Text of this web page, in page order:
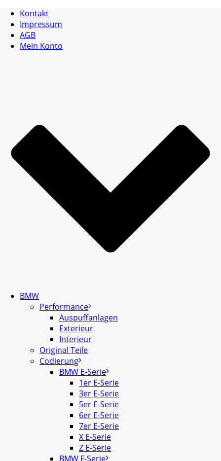
Kontakt
Impressum
AGB
Mein Konto
BMW
Performance
Auspuffanlagen
Exterieur
Interieur
Original Teile
Codierung
BMW E-Serie
1er E-Serie
3er E-Serie
5er E-Serie
6er E-Serie
7er E-Serie
X E-Serie
Z E-Serie
BMW F-Serie